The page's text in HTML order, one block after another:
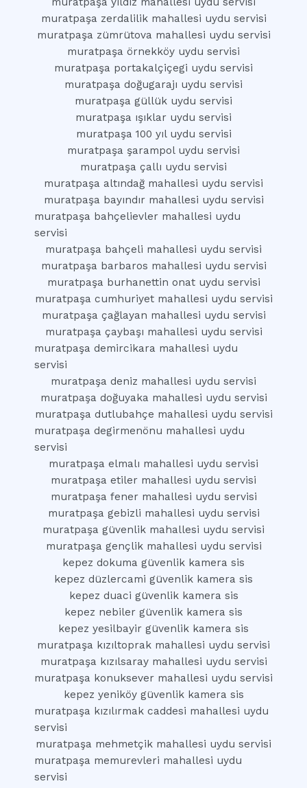
muratpaşa zerdalilik mahallesi uydu servisi
muratpaşa zümrütova mahallesi uydu servisi
muratpaşa örnekköy uydu servisi
muratpaşa portakalçiçegi uydu servisi
muratpaşa doğugarajı uydu servisi
muratpaşa güllük uydu servisi
muratpaşa ışıklar uydu servisi
muratpaşa 100 yıl uydu servisi
muratpaşa şarampol uydu servisi
muratpaşa çallı uydu servisi
muratpaşa altındağ mahallesi uydu servisi
muratpaşa bayındır mahallesi uydu servisi
muratpaşa bahçelievler mahallesi uydu
servisi
muratpaşa bahçeli mahallesi uydu servisi
muratpaşa barbaros mahallesi uydu servisi
muratpaşa burhanettin onat uydu servisi
muratpaşa cumhuriyet mahallesi uydu servisi
muratpaşa çağlayan mahallesi uydu servisi
muratpaşa çaybaşı mahallesi uydu servisi
muratpaşa demircikara mahallesi uydu
servisi
muratpaşa deniz mahallesi uydu servisi
muratpaşa doğuyaka mahallesi uydu servisi
muratpaşa dutlubahçe mahallesi uydu servisi
muratpaşa degirmenönu mahallesi uydu
servisi
muratpaşa elmalı mahallesi uydu servisi
muratpaşa etiler mahallesi uydu servisi
muratpaşa fener mahallesi uydu servisi
muratpaşa gebizli mahallesi uydu servisi
muratpaşa güvenlik mahallesi uydu servisi
muratpaşa gençlik mahallesi uydu servisi
kepez dokuma güvenlik kamera sis
kepez düzlercami güvenlik kamera sis
kepez duaci güvenlik kamera sis
kepez nebiler güvenlik kamera sis
kepez yesilbayir güvenlik kamera sis
muratpaşa kızıltoprak mahallesi uydu servisi
muratpaşa kızılsaray mahallesi uydu servisi
muratpaşa konuksever mahallesi uydu servisi
kepez yeniköy güvenlik kamera sis
muratpaşa kızılırmak caddesi mahallesi uydu
servisi
muratpaşa mehmetçik mahallesi uydu servisi
muratpaşa memurevleri mahallesi uydu
servisi